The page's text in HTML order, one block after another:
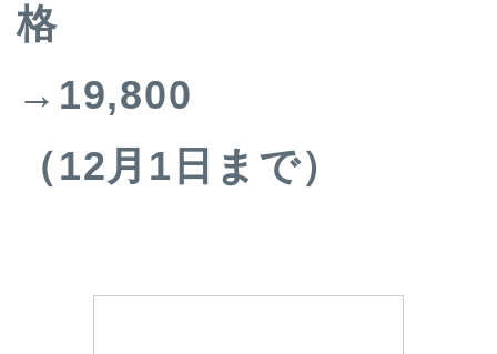
格
→19,800
（12月1日まで）